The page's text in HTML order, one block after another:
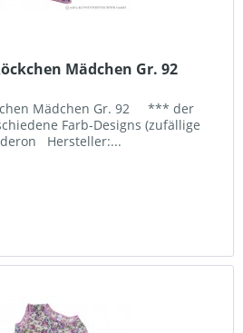
Mädchen Gr. 92
Mädchen Gr. 92 *** der
Farb-Designs (zufällige
Hersteller:...